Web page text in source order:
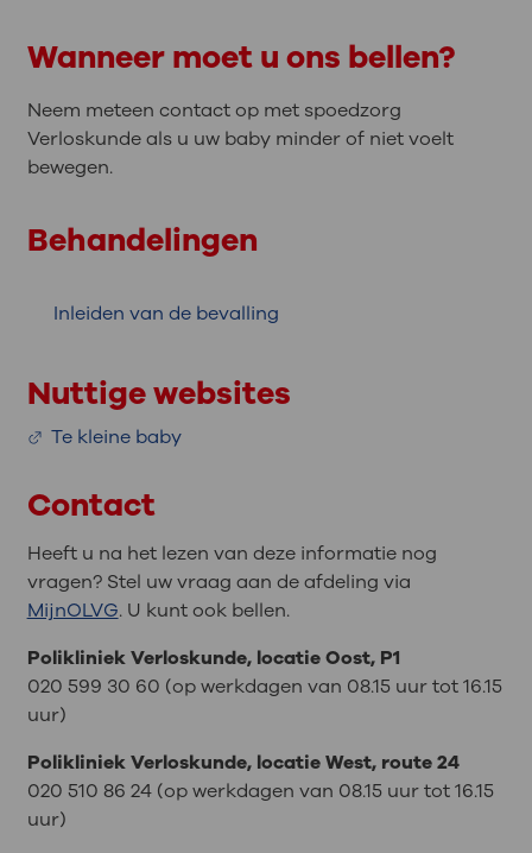
Wanneer moet u ons bellen?
Neem meteen contact op met spoedzorg
Verloskunde als u uw baby minder of niet voelt
bewegen.
Behandelingen
Inleiden van de bevalling
Nuttige websites
Te kleine baby
Contact
Heeft u na het lezen van deze informatie nog
vragen? Stel uw vraag aan de afdeling via
MijnOLVG. U kunt ook bellen.
Polikliniek Verloskunde, locatie Oost, P1
020 599 30 60 (op werkdagen van 08.15 uur tot 16.15
uur)
Polikliniek Verloskunde, locatie West, route 24
020 510 86 24 (op werkdagen van 08.15 uur tot 16.15
uur)